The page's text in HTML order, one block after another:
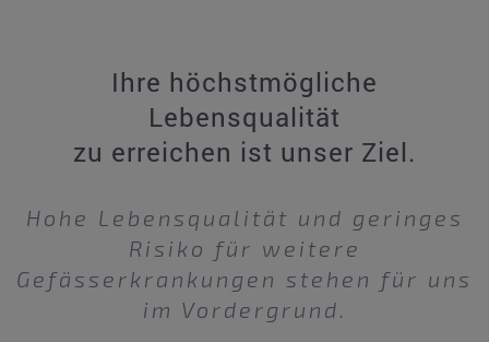
Ihre höchstmögliche
Lebensqualität
zu erreichen ist unser Ziel.
Hohe Lebensqualität und geringes
Risiko für weitere
Gefässerkrankungen stehen für uns
im Vordergrund.